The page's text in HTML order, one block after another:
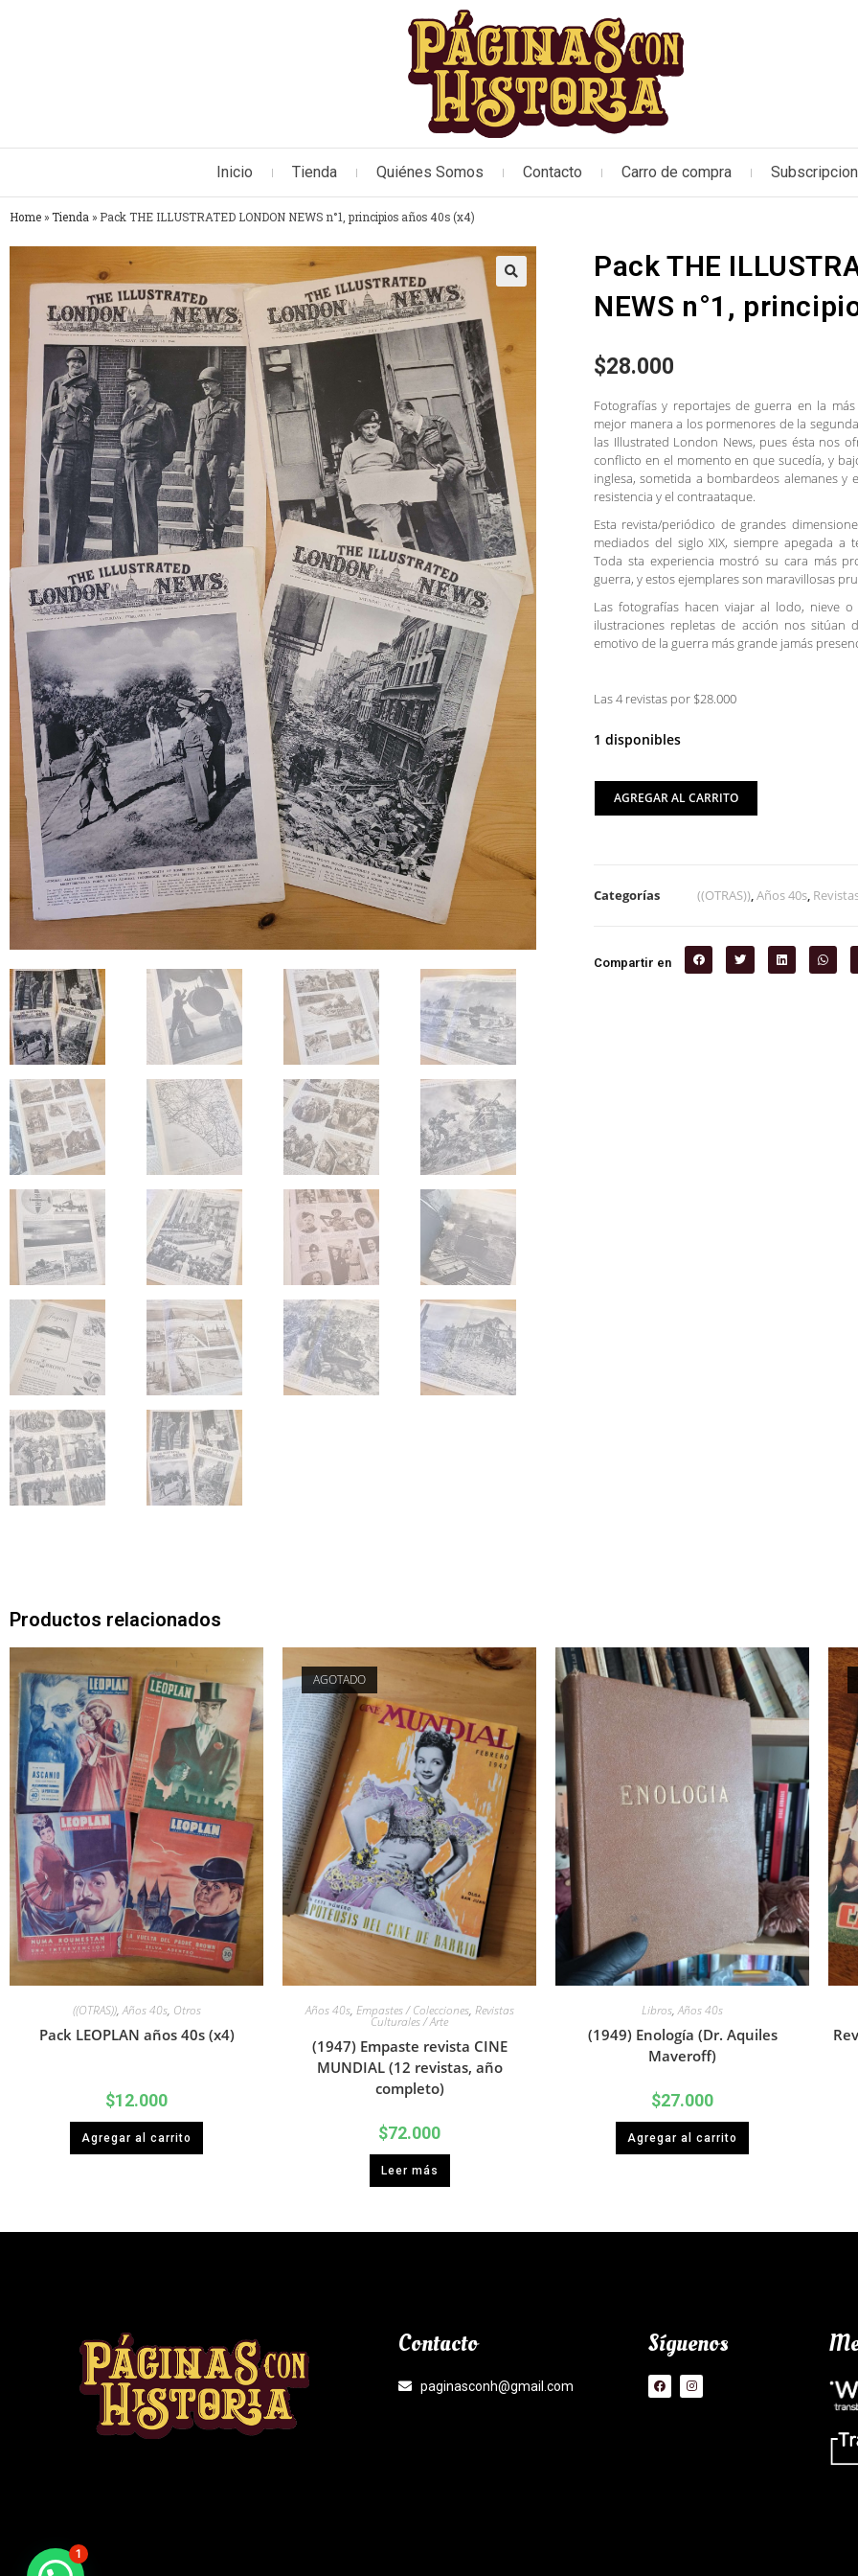
Inicio Tienda Quiénes Somos Contacto Carro de compra
Home » Tienda » Pack THE ILLUSTRATED LONDON NEWS n°1, principios años 40s (x4)
Pack THE
NEWS n°1,
$28.000
Fotografías y reportajes de guerra en la
mejor manera a los pormenores de la
las Illustrated London News, pues ésta nos
conflicto en el momento en que sucedía, y
inglesa, sometida a bombardeos alemanes
resistencia y el contraataque.
Esta revista/periódico de grandes
mediados del siglo XIX, siempre apegada a
Toda sta experiencia mostró su cara más
guerra, y estos ejemplares son maravillosas
Las fotografías hacen viajar al lodo, nieve
ilustraciones repletas de acción nos sitúan
emotivo de la guerra más grande jamás
Las 4 revistas por $28.000
1 disponibles
AGREGAR AL CARRITO
Categorías ((OTRAS)),Años 40s,
Compartir en
Productos relacionados
((OTRAS)),Años 40s, Otros
Pack LEOPLAN años 40s (x4)
$12.000
Agregar al carrito
AGOTADO
Años 40s, Empastes / Colecciones, Revistas
Culturales / Arte
(1947) Empaste revista CINE
MUNDIAL (12 revistas, año
completo)
$72.000
Leer más
Libros,Años 40s
(1949) Enología (Dr. Aquiles
Maveroff)
$27.000
Agregar al carrito
Contacto
paginasconh@gmail.com
Síguenos
1